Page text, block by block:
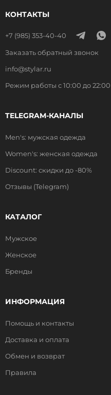
КОНТАКТЫ
+7 (985) 353-40-40
Заказать обратный звонок
info@stylar.ru
Режим работы с 10:00 до 22:00
TELEGRAM-КАНАЛЫ
Men's: мужская одежда
Women's: женская одежда
Discount: скидки до -80%
Отзывы (Telegram)
КАТАЛОГ
Мужское
Женское
Бренды
ИНФОРМАЦИЯ
Помощь и контакты
Доставка и оплата
Обмен и возврат
Правила